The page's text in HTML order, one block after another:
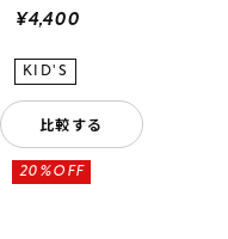
¥4,400
比較する
20%OFF